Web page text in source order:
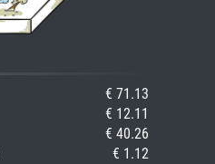
€ 71.13
€ 12.11
€ 40.26
€ 1.12